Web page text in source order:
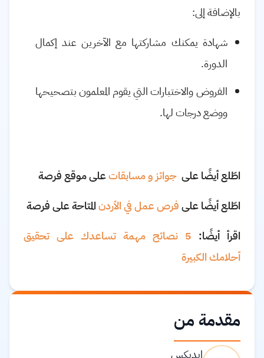
بالإضافة إلى:
شهادة يمكنك مشاركتها مع الآخرين عند إكمال
الدورة.
الفروض والاختبارات التي يقوم المعلمون بتصحيحها
ووضع درجات لها.
اطّلع أيضًا على جوائز و مسابقاتعلى موقع فرصة
اطّلع أيضًا علىفرص عمل في الأردنالمتاحة على فرصة
اقرأ أيضًا:
5 نصائح مهمة تساعدك على تحقيق
أحلامك الكبيرة
مقدمة من
إيديكس